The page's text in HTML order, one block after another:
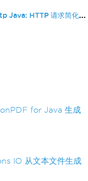
OkHttp Java: HTTP 请求简化
for Java 生成
IO 从文本文件生成